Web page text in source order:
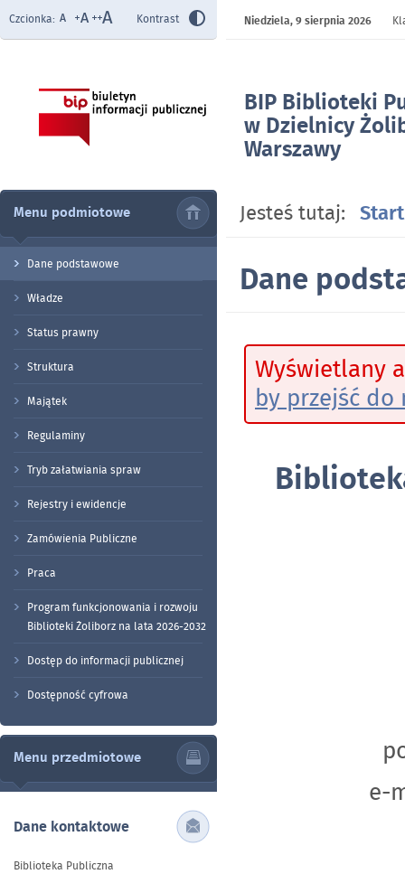
BIP Biblioteki
w Dzielnicy
Warszawy
Czcionka: Kontrast Niedziela,9 sierpnia 2026
Menu podmiotowe
Dane podstawowe
Władze
Status prawny
Struktura
Majątek
Regulaminy
Tryb załatwiania spraw
Rejestry i ewidencje
Zamówienia Publiczne
Praca
Program funkcjonowania i rozwoju
Biblioteki Żoliborz na lata 2026-2032
Dostęp do informacji publicznej
Dostępność cyfrowa
Menu przedmiotowe
Dane kontaktowe
Biblioteka Publiczna
Jesteś tutaj: Start
Dane
Wyświetlany
by przejść do
e-